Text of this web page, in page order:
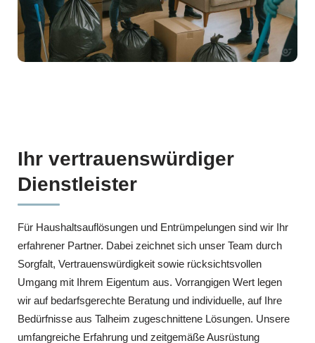
Ihr vertrauenswürdiger
Dienstleister
Für Haushaltsauflösungen und Entrümpelungen sind wir Ihr
erfahrener Partner. Dabei zeichnet sich unser Team durch
Sorgfalt, Vertrauenswürdigkeit sowie rücksichtsvollen
Umgang mit Ihrem Eigentum aus. Vorrangigen Wert legen
wir auf bedarfsgerechte Beratung und individuelle, auf Ihre
Bedürfnisse aus Talheim zugeschnittene Lösungen. Unsere
umfangreiche Erfahrung und zeitgemäße Ausrüstung